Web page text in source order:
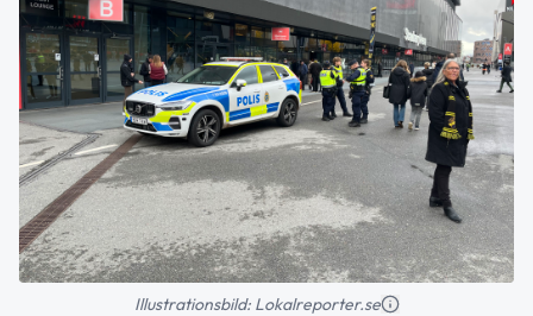
Illustrationsbild: Lokalreporter.se